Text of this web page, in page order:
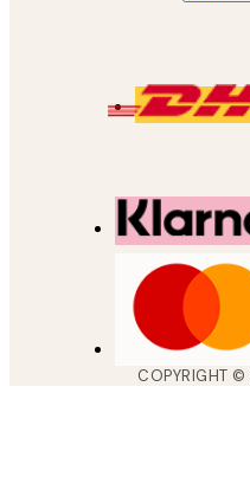
COPYRIGHT ©